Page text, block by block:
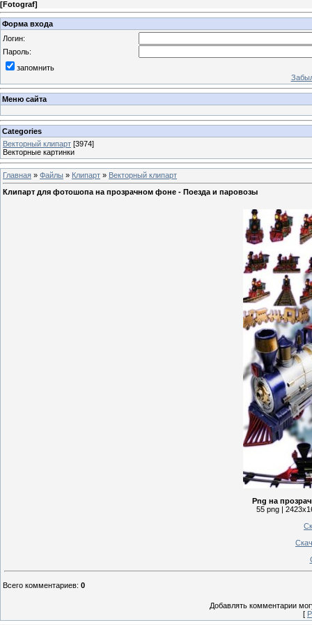
[Fotograf]
Форма входа
Логин:
Пароль:
запомнить
Меню сайта
Categories
Векторный клипарт [3974]
Векторные картинки
Главная » Файлы » Клипарт » Векторный клипарт
Клипарт для фотошопа на прозрачном фоне - Поезда и паровозы
Png на
55 png |
Всего комментариев: 0
Добавлять комментарии
[